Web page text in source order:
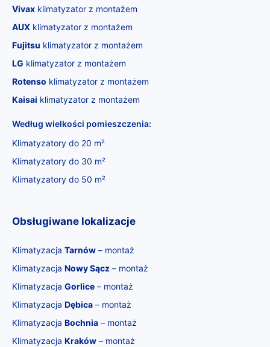
Vivax klimatyzator z montażem
AUX klimatyzator z montażem
Fujitsu klimatyzator z montażem
LG klimatyzator z montażem
Rotenso klimatyzator z montażem
Kaisai klimatyzator z montażem
Według wielkości pomieszczenia:
Klimatyzatory do 20 m²
Klimatyzatory do 30 m²
Klimatyzatory do 50 m²
Obsługiwane lokalizacje
Klimatyzacja Tarnów – montaż
Klimatyzacja Nowy Sącz – montaż
Klimatyzacja Gorlice – montaż
Klimatyzacja Dębica – montaż
Klimatyzacja Bochnia – montaż
Klimatyzacja Kraków – montaż